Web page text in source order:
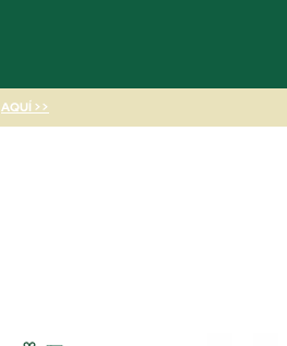
AQUÍ >>